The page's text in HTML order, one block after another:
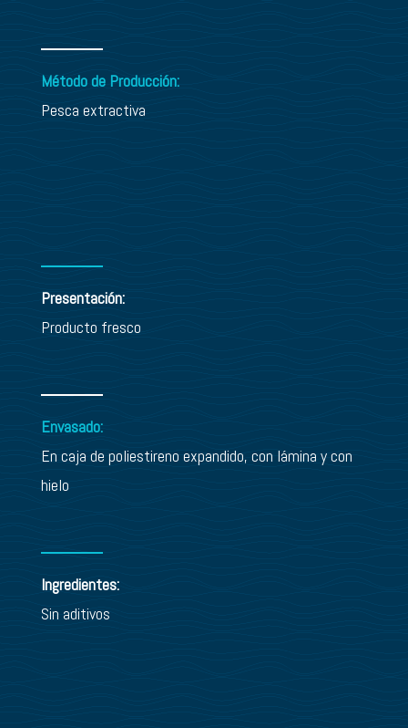
Método de Producción:
Pesca extractiva
Presentación:
Producto fresco
Envasado:
En caja de poliestireno expandido, con lámina y con
hielo
Ingredientes:
Sin aditivos